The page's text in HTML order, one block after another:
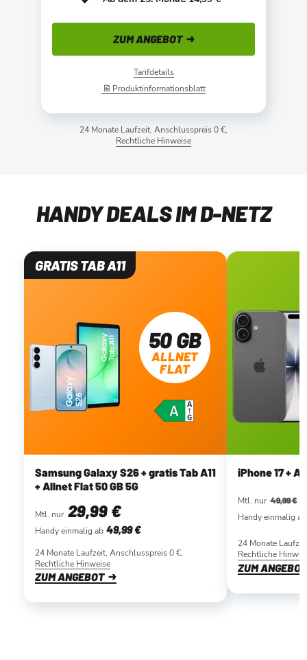
ZUM ANGEBOT
Tarifdetails
Produktinformationsblatt
24 Monate Laufzeit, Anschlusspreis 0 €,
Rechtliche Hinweise
HANDY DEALS IM D-NETZ
GRATIS TAB A11
50 GB
ALLNET
FLAT
Samsung Galaxy S26 + gratis Tab A11
+ Allnet Flat 50 GB 5G
Mtl. nur 29,99 €
Handy einmalig ab 49,99 €
24 Monate Laufzeit, Anschlusspreis 0 €,
Rechtliche Hinweise
ZUM ANGEBOT
iPhone 17 +
Mtl. nur 49,99 €
Handy einmalig ab
24 Monate
Rechtliche
ZUM ANGEBOT